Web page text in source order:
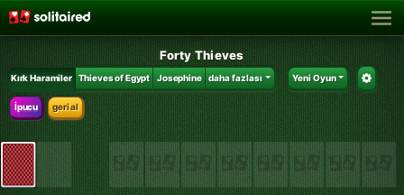
Forty Thieves
Kırk Haramiler Thieves of Egypt Josephine daha fazlası Yeni Oyun
İpucu geri al